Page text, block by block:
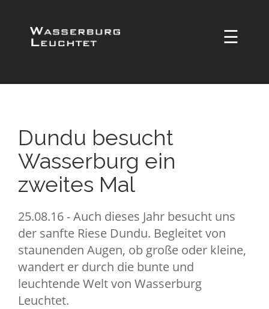
☰
Dundu besucht
Wasserburg ein
zweites Mal
25.08.16 - Auch dieses Jahr besucht uns
der sanfte Riese Dundu. Begleitet von
staunenden Augen, ob große oder kleine,
wandert er durch die bunte und
leuchtende Welt von Wasserburg
Leuchtet.